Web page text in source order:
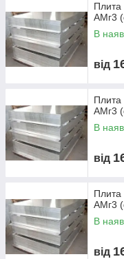
Плита
АМг3
В
від
Плита
АМг3
В
від
Плита
АМг3
В
від